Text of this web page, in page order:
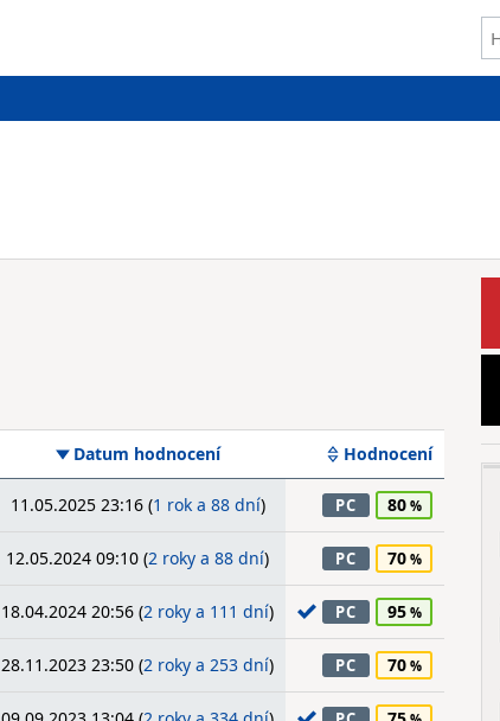
Datum hodnocení Hodnocení
11.05.2025 23:16 (1 rok a 88 dní) PC 80
12.05.2024 09:10 (2 roky a 88 dní) PC 70
18.04.2024 20:56 (2 roky a 111 dní) PC 95
28.11.2023 23:50 (2 roky a 253 dní) PC 70